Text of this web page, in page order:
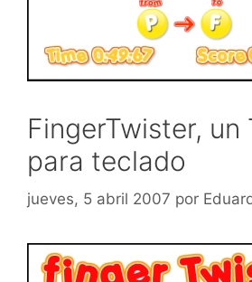
FingerTwister, un
para teclado
jueves, 5 abril 2007 por